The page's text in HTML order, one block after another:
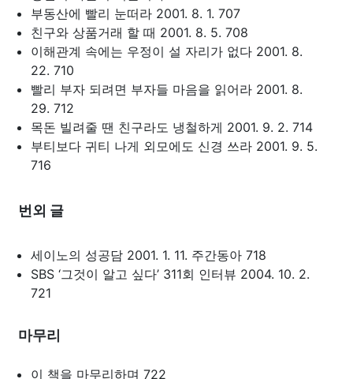
부동산에 빨리 눈떠라 2001. 8. 1. 707
친구와 상품거래 할 때 2001. 8. 5. 708
이해관계 속에는 우정이 설 자리가 없다 2001. 8.
22. 710
빨리 부자 되려면 부자들 마음을 읽어라 2001. 8.
29. 712
목돈 빌려줄 땐 친구라도 냉철하게 2001. 9. 2. 714
부티보다 귀티 나게 외모에도 신경 쓰라 2001. 9. 5.
716
번외 글
세이노의 성공담 2001. 1. 11. 주간동아 718
SBS ‘그것이 알고 싶다’ 311회 인터뷰 2004. 10. 2.
721
마무리
이 책을 마무리하며 722